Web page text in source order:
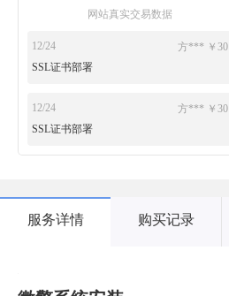
网站真实交易数据
12/24
方*** ￥30
SSL证书部署
12/24
方*** ￥30
SSL证书部署
服务详情 购买记录